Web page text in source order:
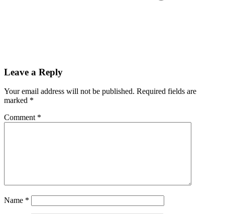
Leave a Reply
Your email address will not be published. Required fields are
marked *
Comment *
Name *